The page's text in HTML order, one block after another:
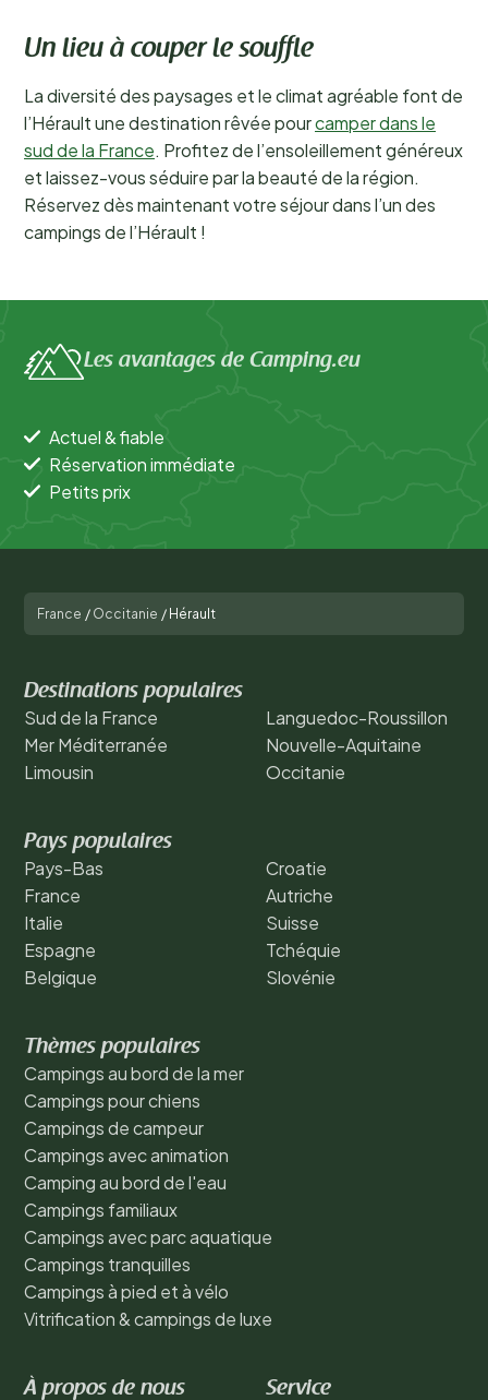
Un lieu à couper le souffle
La diversité des paysages et le climat agréable font de
l’Hérault une destination rêvée pourcamper dans le
sud de la France. Profitez de l’ensoleillement généreux
et laissez-vous séduire par la beauté de la région.
Réservez dès maintenant votre séjour dans l’un des
campings de l’Hérault !
Les avantages de Camping.eu
Actuel & fiable
Réservation immédiate
Petits prix
France / Occitanie / Hérault
Destinations populaires
Sud de la France
Mer Méditerranée
Limousin
Languedoc-Roussillon
Nouvelle-Aquitaine
Occitanie
Pays populaires
Pays-Bas
France
Italie
Espagne
Belgique
Croatie
Autriche
Suisse
Tchéquie
Slovénie
Thèmes populaires
Campings au bord de la mer
Campings pour chiens
Campings de campeur
Campings avec animation
Camping au bord de l'eau
Campings familiaux
Campings avec parc aquatique
Campings tranquilles
Campings à pied et à vélo
Vitrification & campings de luxe
À propos de nous Service